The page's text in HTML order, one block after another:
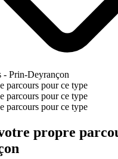
- Prin-Deyrançon
parcours pour ce type
parcours pour ce type
parcours pour ce type
propre